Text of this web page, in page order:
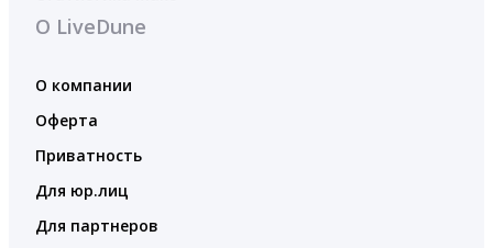
О LiveDune
О компании
Оферта
Приватность
Для юр.лиц
Для партнеров